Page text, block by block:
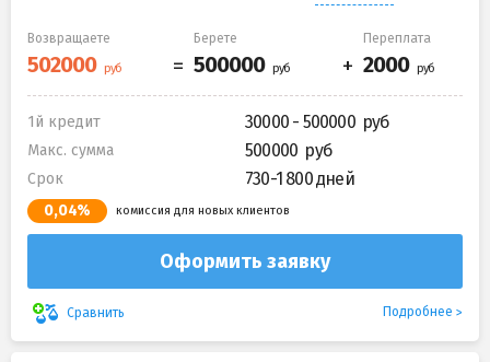
Возвращаете Берете Переплата
1й кредит 30000 - 500000
Макс. сумма 500000
Срок 730-1 800 дней
0,04% комиссия для новых клиентов
Оформить заявку
Сравнить Подробнее